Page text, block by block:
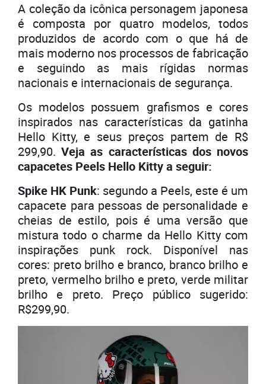
A coleção da icônica personagem japonesa
é composta por quatro modelos, todos
produzidos de acordo com o que há de
mais moderno nos processos de fabricação
e seguindo as mais rígidas normas
nacionais e internacionais de segurança.
Os modelos possuem grafismos e cores
inspirados nas características da gatinha
Hello Kitty, e seus preços partem de R$
299,90.Veja as características dos novos
capacetes Peels Hello Kitty a seguir:
Spike HK Punk: segundo a Peels, este é um
capacete para pessoas de personalidade e
cheias de estilo, pois é uma versão que
mistura todo o charme da Hello Kitty com
inspirações punk rock. Disponível nas
cores: preto brilho e branco, branco brilho e
preto, vermelho brilho e preto, verde militar
brilho e preto. Preço público sugerido:
R$299,90.